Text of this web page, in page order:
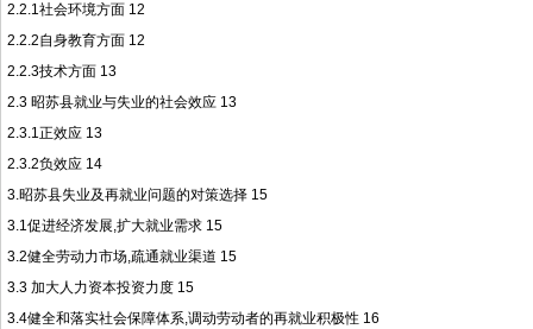
2.2.1社会环境方面 12
2.2.2自身教育方面 12
2.2.3技术方面 13
2.3 昭苏县就业与失业的社会效应 13
2.3.1正效应 13
2.3.2负效应 14
3.昭苏县失业及再就业问题的对策选择 15
3.1促进经济发展,扩大就业需求 15
3.2健全劳动力市场,疏通就业渠道 15
3.3 加大人力资本投资力度 15
3.4健全和落实社会保障体系,调动劳动者的再就业积极性 16